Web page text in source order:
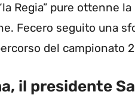
Regia” pure ottenne
Fecero seguito una
del campionato
il presidente